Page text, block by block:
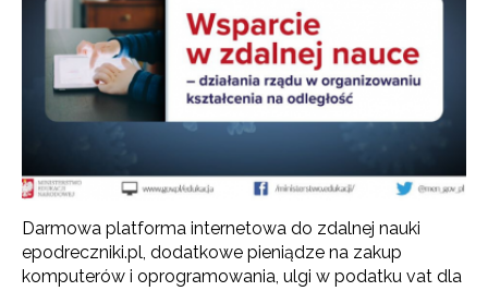
Darmowa platforma internetowa do zdalnej nauki
epodreczniki.pl, dodatkowe pieniądze na zakup
komputerów i oprogramowania, ulgi w podatku vat dla